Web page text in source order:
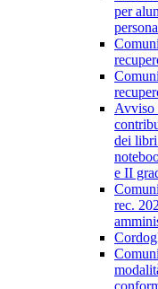
per
Avviso
dei
e II
rec.